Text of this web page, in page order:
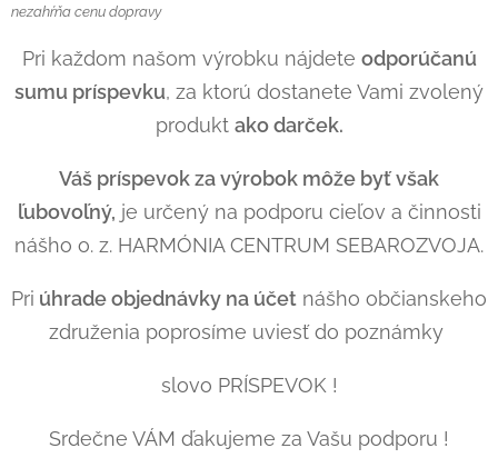
nezahŕňa cenu dopravy
Pri každom našom výrobku nájdete odporúčanú
sumu príspevku, za ktorú dostanete Vami zvolený
produkt ako darček.
Váš príspevok za výrobok môže byť však
ľubovoľný, je určený na podporu cieľov a činnosti
nášho o. z. HARMÓNIA CENTRUM SEBAROZVOJA.
Pri úhrade objednávky na účet nášho občianskeho
združenia poprosíme uviesť do poznámky
slovo PRÍSPEVOK !
Srdečne VÁM ďakujeme za Vašu podporu !